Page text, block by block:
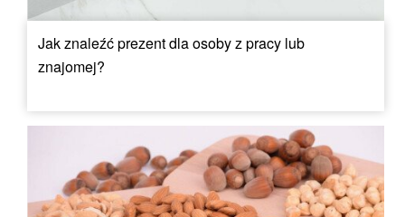
Jak znaleźć prezent dla osoby z pracy lub
znajomej?